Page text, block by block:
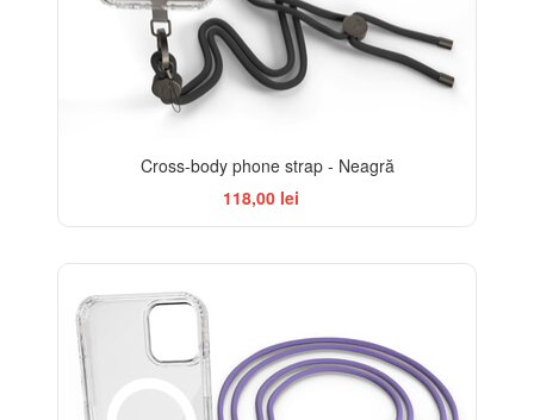
Cross-body phone strap - Neagră
118,00 lei